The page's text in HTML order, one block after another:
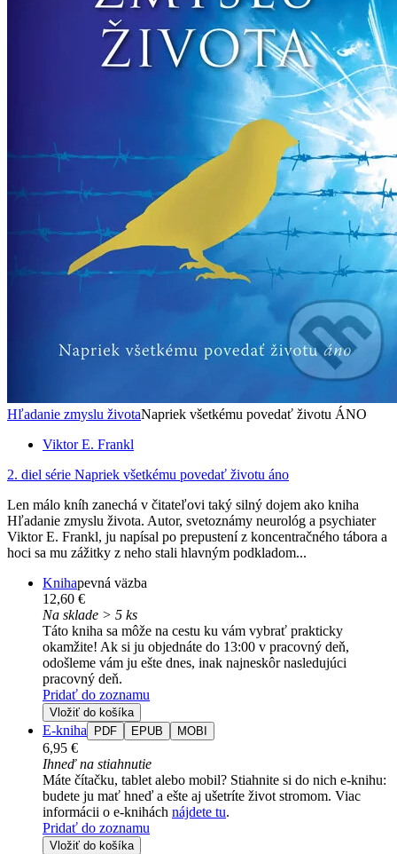
Hľadanie zmyslu životaNapriek všetkému povedať životu ÁNO
Viktor E. Frankl
2. diel série Napriek všetkému povedať životu áno
Len málo kníh zanechá v čitateľovi taký silný dojem ako kniha
Hľadanie zmyslu života. Autor, svetoznámy neurológ a psychiater
Viktor E. Frankl, ju napísal po prepustení z koncentračného tábora a
hoci sa mu zážitky z neho stali hlavným podkladom...
Knihapevná väzba
12,60 €
Na sklade > 5 ks
Táto kniha sa môže na cestu ku vám vybrať prakticky
okamžite! Ak si ju objednáte do 13:00 v pracovný deň,
odošleme vám ju ešte dnes, inak najneskôr nasledujúci
pracovný deň.
Pridať do zoznamu
Vložiť do košíka
E-kniha PDF EPUB MOBI
6,95 €
Ihneď na stiahnutie
Máte čítačku, tablet alebo mobil? Stiahnite si do nich e-knihu:
budete ju mať hneď a ešte aj ušetríte život stromom. Viac
informácii o e-knihách nájdete tu.
Pridať do zoznamu
Vložiť do košíka